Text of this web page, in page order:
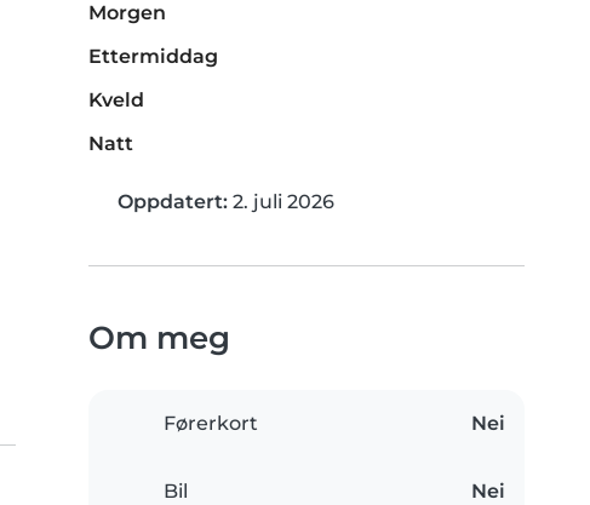
Morgen
Ettermiddag
Kveld
Natt
Oppdatert: 2. juli 2026
Om meg
Førerkort Nei
Bil Nei